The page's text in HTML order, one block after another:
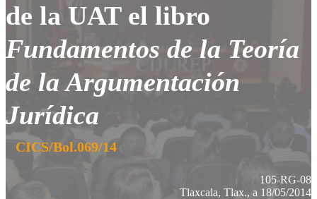
de la UAT el libro
Fundamentos de la Teoría
de la Argumentación
Jurídica
CICS/Bol.069/14
105-RG-08
Tlaxcala, Tlax., a 18/05/2014